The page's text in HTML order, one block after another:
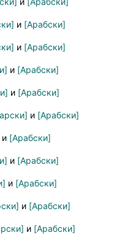
и [Арабски]
и [Арабски]
и [Арабски]
и [Арабски]
и [Арабски]
и [Арабски]
и [Арабски]
и [Арабски]
и [Арабски]
и [Арабски]